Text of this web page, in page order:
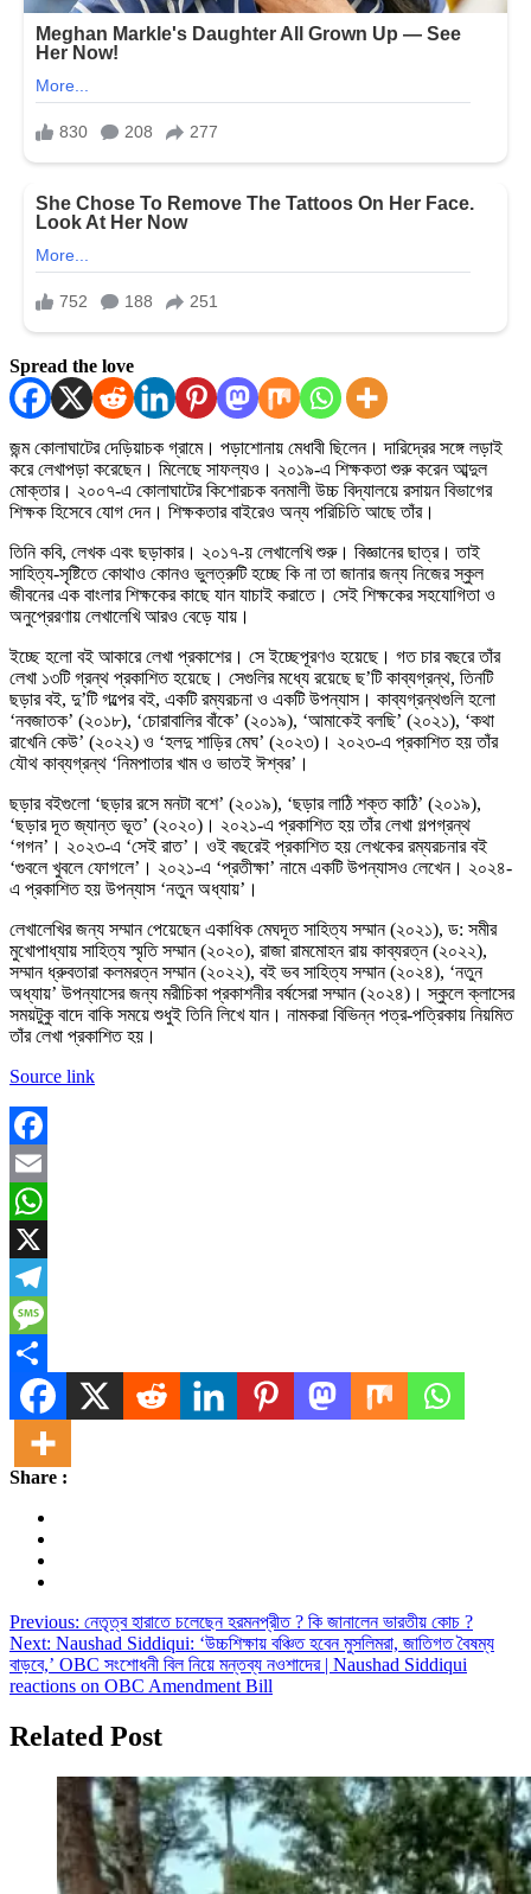
Spread the love
জন্ম কোলাঘাটের দেড়িয়াচক গ্রামে। পড়াশোনায় মেধাবী ছিলেন। দারিদ্রের সঙ্গে লড়াই
করে লেখাপড়া করেছেন। মিলেছে সাফল্যও। ২০১৯-এ শিক্ষকতা শুরু করেন আব্দুল
মোক্তার। ২০০৭-এ কোলাঘাটের কিশোরচক বনমালী উচ্চ বিদ্যালয়ে রসায়ন বিভাগের
শিক্ষক হিসেবে যোগ দেন। শিক্ষকতার বাইরেও অন্য পরিচিতি আছে তাঁর।
তিনি কবি, লেখক এবং ছড়াকার। ২০১৭-য় লেখালেখি শুরু। বিজ্ঞানের ছাত্র। তাই
সাহিত্য-সৃষ্টিতে কোথাও কোনও ভুলত্রুটি হচ্ছে কি না তা জানার জন্য নিজের স্কুল
জীবনের এক বাংলার শিক্ষকের কাছে যান যাচাই করাতে। সেই শিক্ষকের সহযোগিতা ও
অনুপ্রেরণায় লেখালেখি আরও বেড়ে যায়।
ইচ্ছে হলো বই আকারে লেখা প্রকাশের। সে ইচ্ছেপূরণও হয়েছে। গত চার বছরে তাঁর
লেখা ১৩টি গ্রন্থ প্রকাশিত হয়েছে। সেগুলির মধ্যে রয়েছে ছ’টি কাব্যগ্রন্থ, তিনটি
ছড়ার বই, দু’টি গল্পের বই, একটি রম্যরচনা ও একটি উপন্যাস। কাব্যগ্রন্থগুলি হলো
‘নবজাতক’ (২০১৮), ‘চোরাবালির বাঁকে’ (২০১৯), ‘আমাকেই বলছি’ (২০২১), ‘কথা
রাখেনি কেউ’ (২০২২) ও ‘হলদু শাড়ির মেঘ’ (২০২৩)। ২০২৩-এ প্রকাশিত হয় তাঁর
যৌথ কাব্যগ্রন্থ ‘নিমপাতার খাম ও ভাতই ঈশ্বর’।
ছড়ার বইগুলো ‘ছড়ার রসে মনটা বশে’ (২০১৯), ‘ছড়ার লাঠি শক্ত কাঠি’ (২০১৯),
‘ছড়ার দূত জ্যান্ত ভূত’ (২০২০)। ২০২১-এ প্রকাশিত হয় তাঁর লেখা গল্পগ্রন্থ
‘গগন’। ২০২৩-এ ‘সেই রাত’। ওই বছরেই প্রকাশিত হয় লেখকের রম্যরচনার বই
‘গুবলে খুবলে ফোগলে’। ২০২১-এ ‘প্রতীক্ষা’ নামে একটি উপন্যাসও লেখেন। ২০২৪-
এ প্রকাশিত হয় উপন্যাস ‘নতুন অধ্যায়’।
লেখালেখির জন্য সম্মান পেয়েছেন একাধিক মেঘদূত সাহিত্য সম্মান (২০২১), ড: সমীর
মুখোপাধ্যায় সাহিত্য স্মৃতি সম্মান (২০২০), রাজা রামমোহন রায় কাব্যরত্ন (২০২২),
সম্মান ধ্রুবতারা কলমরত্ন সম্মান (২০২২), বই ভব সাহিত্য সম্মান (২০২৪), ‘নতুন
অধ্যায়’ উপন্যাসের জন্য মরীচিকা প্রকাশনীর বর্ষসেরা সম্মান (২০২৪)। স্কুলে ক্লাসের
সময়টুকু বাদে বাকি সময়ে শুধুই তিনি লিখে যান। নামকরা বিভিন্ন পত্র-পত্রিকায় নিয়মিত
তাঁর লেখা প্রকাশিত হয়।
Source link
Facebook
Email
WhatsApp
X
Telegram
Message
Share
Share :
Post
navigation
Previous: নেতৃত্ব হারাতে চলেছেন হরমনপ্রীত ? কি জানালেন ভারতীয় কোচ ?
Next: Naushad Siddiqui: ‘উচ্চশিক্ষায় বঞ্চিত হবেন মুসলিমরা, জাতিগত বৈষম্য
বাড়বে,’ OBC সংশোধনী বিল নিয়ে মন্তব্য নওশাদের | Naushad Siddiqui
reactions on OBC Amendment Bill
Related Post